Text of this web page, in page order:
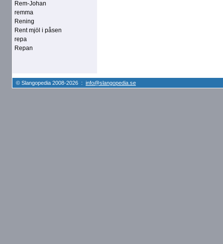
Rem-Johan
remma
Rening
Rent mjöl i påsen
repa
Repan
© Slangopedia 2008-2026 : info@slangopedia.se